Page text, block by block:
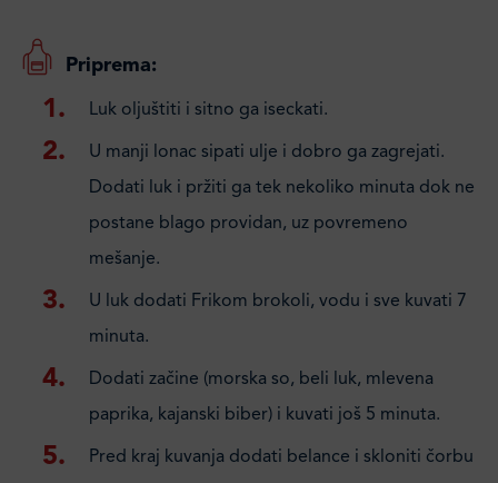
Priprema:
Luk oljuštiti i sitno ga iseckati.
U manji lonac sipati ulje i dobro ga zagrejati.
Dodati luk i pržiti ga tek nekoliko minuta dok ne
postane blago providan, uz povremeno
mešanje.
U luk dodati Frikom brokoli, vodu i sve kuvati 7
minuta.
Dodati začine (morska so, beli luk, mlevena
paprika, kajanski biber) i kuvati još 5 minuta.
Pred kraj kuvanja dodati belance i skloniti čorbu